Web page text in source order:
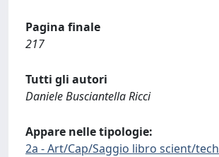
Pagina finale
217
Tutti gli autori
Daniele Busciantella Ricci
Appare nelle tipologie:
2a - Art/Cap/Saggio libro scient/tech